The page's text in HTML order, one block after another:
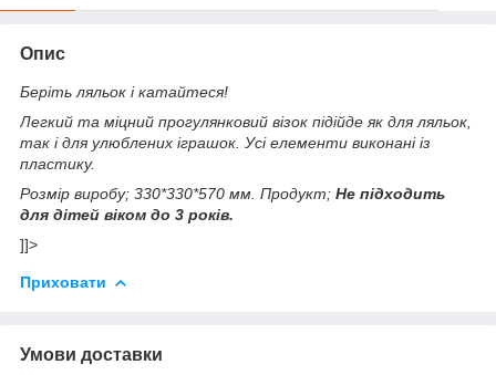
Опис
Беріть ляльок і катайтеся!
Легкий та міцний прогулянковий візок підійде як для ляльок,
так і для улюблених іграшок. Усі елементи виконані із
пластику.
Розмір виробу; 330*330*570 мм. Продукт; Не підходить
для дітей віком до 3 років.
]]>
Приховати
Умови доставки